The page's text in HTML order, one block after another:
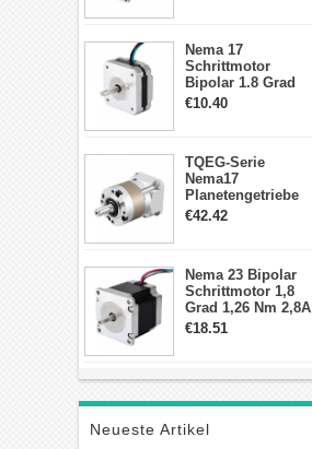
Nema 17
Schrittmotor
Bipolar 1.8 Grad
8.7Ncm 1A 3.5V 4
€10.40
TQEG-Serie
Nema17
Planetengetriebe
10:1 Spiel 15Arc-
€42.42
Nema 23 Bipolar
Schrittmotor 1,8
Grad 1,26 Nm 2,8A
2,5V 4 Drähte
€18.51
Neueste Artikel